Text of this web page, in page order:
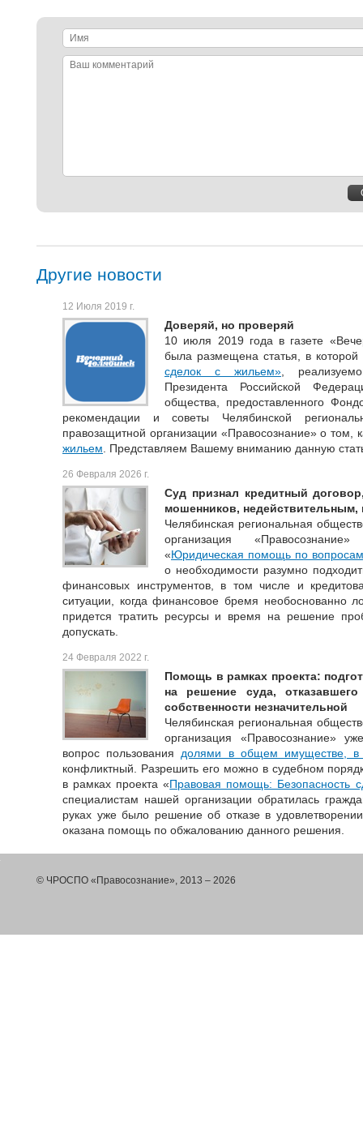
Имя
Ваш
Другие новости
12 Июля 2019 г.
Доверяй, но проверяй
10 июля 2019 года в газете
была размещена статья, в которой
сделок с жильем» ,
Президента Российской
общества, предоставленного
рекомендации и советы Челябинской
правозащитной организации «Правосознание» о том,
жильем . Представляем Вашему вниманию данную
26 Февраля 2026 г.
Суд признал кредитный
мошенников, недействительным,
Челябинская региональная
организация
«Юридическая помощь по
о необходимости разумно
финансовых инструментов, в том числе и
ситуации, когда финансовое бремя необоснованно
придется тратить ресурсы и время на решение
допускать.
24 Февраля 2022 г.
Помощь в рамках проекта:
на решение суда,
собственности незначительной
Челябинская региональная
организация «Правосознание»
вопрос пользования долями в общем имуществе, в
конфликтный. Разрешить его можно в судебном
в рамках проекта «Правовая помощь: Безопасность
специалистам нашей организации обратилась
руках уже было решение об отказе в
оказана помощь по обжалованию данного решения.
© ЧРОСПО «Правосознание», 2013 – 2026